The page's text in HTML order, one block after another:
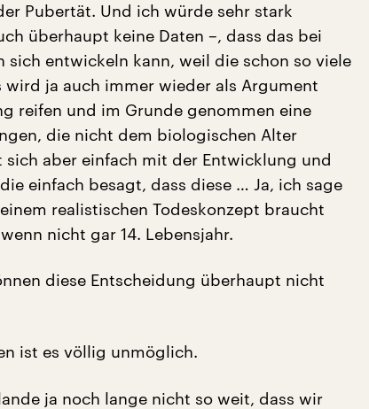
Pubertät. Und ich würde sehr stark
überhaupt keine Daten –, dass das bei
sich entwickeln kann, weil die schon so viele
wird ja auch immer wieder als Argument
reifen und im Grunde genommen eine
die nicht dem biologischen Alter
aber einfach mit der Entwicklung und
einfach besagt, dass diese … Ja, ich sage
realistischen Todeskonzept braucht
nicht gar 14. Lebensjahr.
diese Entscheidung überhaupt nicht
ist es völlig unmöglich.
ja noch lange nicht so weit, dass wir